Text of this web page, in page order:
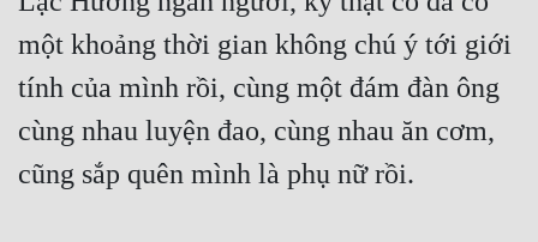
một khoảng thời gian không chú ý tới giới
tính của mình rồi, cùng một đám đàn ông
cùng nhau luyện đao, cùng nhau ăn cơm,
cũng sắp quên mình là phụ nữ rồi.